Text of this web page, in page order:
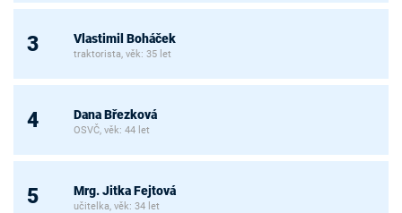
3 Vlastimil Boháček
traktorista, věk: 35 let
4 Dana Březková
OSVČ, věk: 44 let
5 Mrg. Jitka Fejtová
učitelka, věk: 34 let